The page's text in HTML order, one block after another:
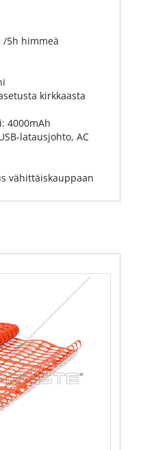
/5h himmeä
kirkkaasta
4000mAh
latausjohto, AC
vähittäiskauppaan